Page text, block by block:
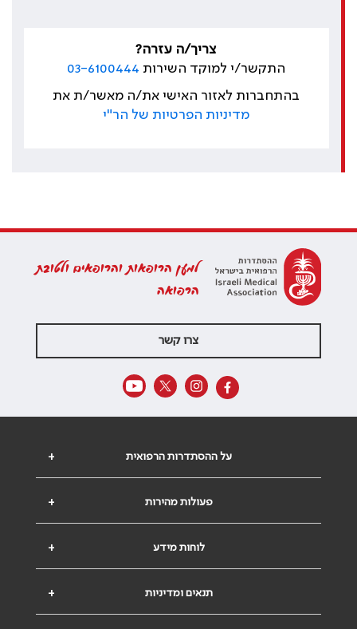
צריך/ה עזרה?
התקשר/י למוקד השירות 03-6100444
בהתחברות לאזור האישי את/ה מאשר/ת את
מדיניות הפרטיות של הר"י
למען הרופאות והרופאים ולטובת
הרפואה
צרו קשר
+ על ההסתדרות הרפואית
+ פעולות מהירות
+ לוחות מידע
+ תנאים ומדיניות